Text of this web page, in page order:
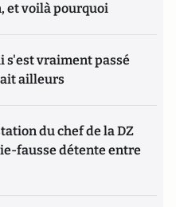
et voilà pourquoi
s'est vraiment passé
ailleurs
du chef de la DZ
fausse détente entre